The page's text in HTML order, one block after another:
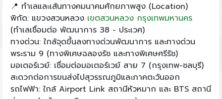
📍 ทำเลและเส้นทางคมนาคมศักยภาพสูง (Location)
พิกัด: แขวงสวนหลวง เขตสวนหลวง กรุงเทพมหานคร
(ทำเลเชื่อมต่อ พัฒนาการ 38 - ประเวศ)
ทางด่วน: ใกล้จุดขึ้นลงทางด่วนพัฒนาการ และทางด่วน
พระราม 9 (ทางพิเศษฉลองรัช และทางพิเศษศรีรัช)
มอเตอร์เวย์: เชื่อมต่อมอเตอร์เวย์ สาย 7 (กรุงเทพ-ชลบุรี)
สะดวกต่อการขนส่งไปสุวรรณภูมิและภาคตะวันออก
รถไฟฟ้า: ใกล้ Airport Link สถานีหัวหมาก และ BTS สถานี